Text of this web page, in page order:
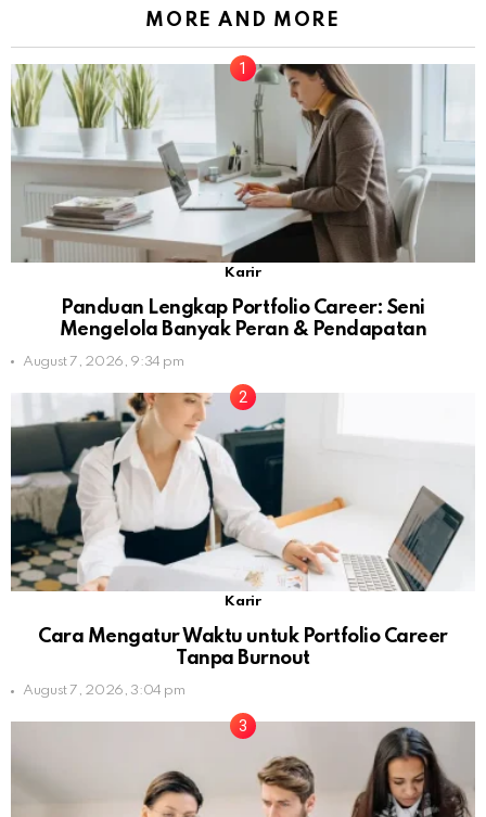
MORE AND MORE
Karir
Panduan Lengkap Portfolio Career: Seni
Mengelola Banyak Peran & Pendapatan
August 7, 2026, 9:34 pm
Karir
Cara Mengatur Waktu untuk Portfolio Career
Tanpa Burnout
August 7, 2026, 3:04 pm